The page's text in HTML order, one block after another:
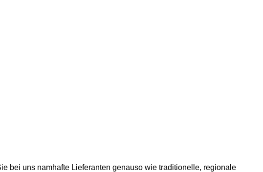
bei uns namhafte Lieferanten genauso wie traditionelle, regionale